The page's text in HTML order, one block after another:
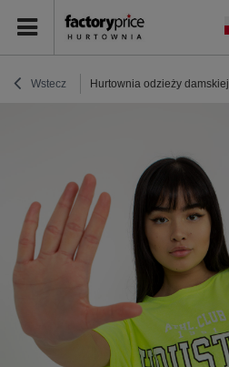
Wstecz Hurtownia odzieży damskiej